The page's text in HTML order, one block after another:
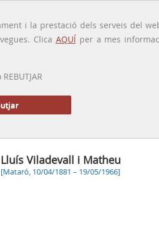
i la prestació dels serveis del
Clica AQUÍper a mes
GALERIA
Lluís Viladevall i Matheu
[Mataró, 10/04/1881 – 19/05/1966]